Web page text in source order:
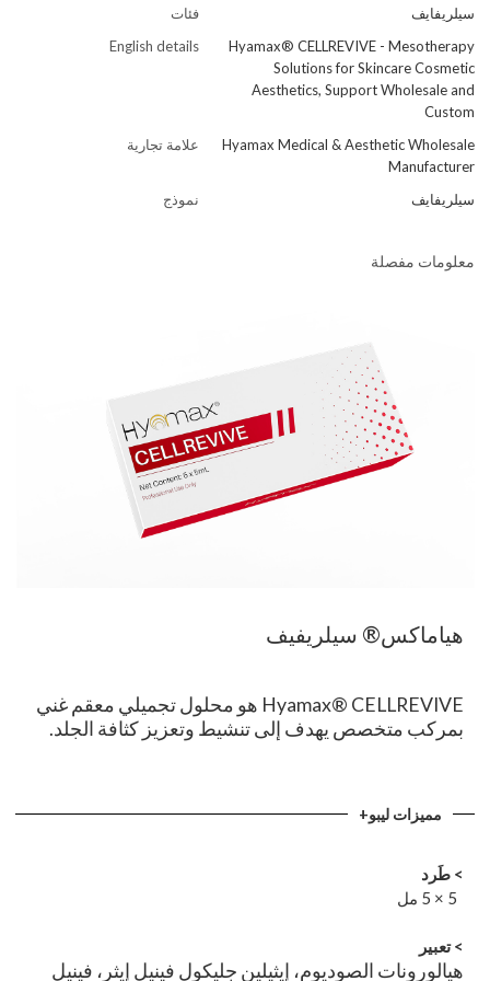
فئات
سيلريفايف
English details
Hyamax® CELLREVIVE - Mesotherapy
Solutions for Skincare Cosmetic
Aesthetics, Support Wholesale and
Custom
علامة تجارية
Hyamax Medical & Aesthetic Wholesale
Manufacturer
نموذج
سيلريفايف
معلومات مفصلة
هياماكس® سيلريفيف
Hyamax® CELLREVIVE هو محلول تجميلي معقم غني
بمركب متخصص يهدف إلى تنشيط وتعزيز كثافة الجلد.
مميزات ليبو+
> طَرد
5 × 5 مل
> تعبير
هيالورونات الصوديوم، إيثيلين جليكول فينيل إيثر، فينيل